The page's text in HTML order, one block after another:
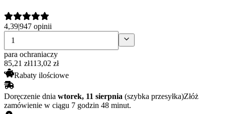
4,39|947 opinii
para ochraniaczy
85,21 zł113,02 zł
Rabaty ilościowe
Doręczenie dnia wtorek, 11 sierpnia (szybka przesyłka)Złóż
zamówienie w ciągu 7 godzin 48 minut.